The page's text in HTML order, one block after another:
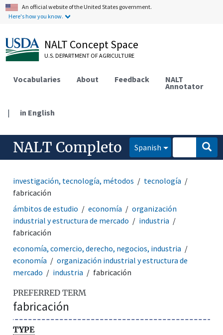
An official website of the United States government.
Here's how you know.
NALT Concept Space
U.S. DEPARTMENT OF AGRICULTURE
Vocabularies About Feedback NALT
Annotator
| in English
NALT Completo Spanish
investigación, tecnología, métodos
tecnología
fabricación
ámbitos de estudio
economía
organización
industrial y estructura de mercado
industria
fabricación
economía, comercio, derecho, negocios, industria
economía
organización industrial y estructura de
mercado
industria fabricación
PREFERRED TERM
fabricación
TYPE